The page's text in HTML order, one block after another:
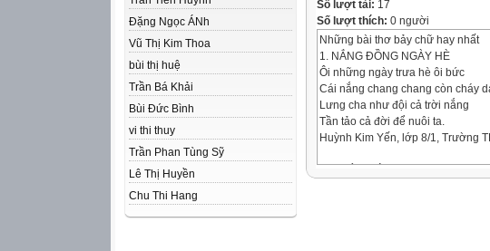
Đặng Ngọc ÁNh
Vũ Thị Kim Thoa
bùi thị huệ
Trần Bá Khải
Bùi Đức Bình
vi thi thuy
Trần Phan Tùng Sỹ
Lê Thị Huyền
Chu Thi Hang
Số lượt tải: 17
Số lượt thích: 0 người
Những bài thơ bảy chữ hay nhất
1. NẮNG ĐỒNG NGÀY HÈ
Ôi những ngày trưa hè ôi bức
Cái nắng chang chang còn cháy
Lưng cha như đội cả trời nắng
Tần tảo cả đời để nuôi ta.
Huỳnh Kim Yến, lớp 8/1, Trường